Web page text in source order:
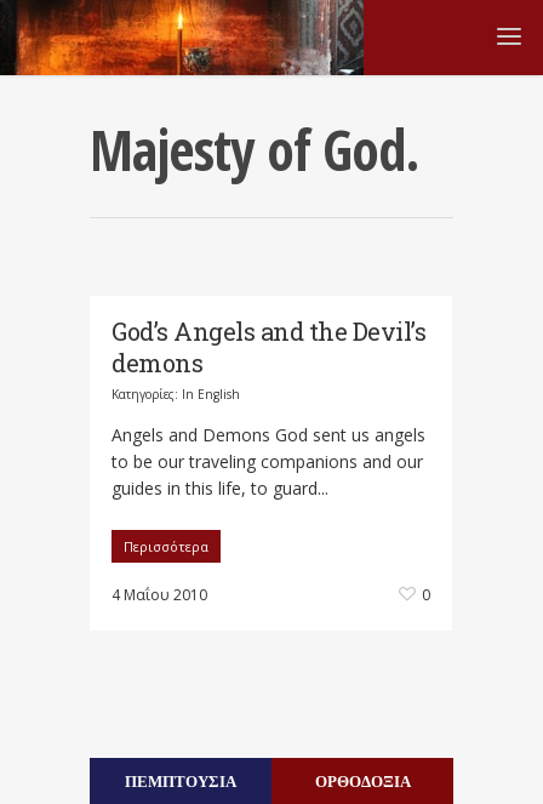
Majesty of God.
God’s Angels and the Devil’s
demons
Κατηγορίες: In English
Angels and Demons God sent us angels
to be our traveling companions and our
guides in this life, to guard...
Περισσότερα
4 Μαΐου 2010 0
ΠΕΜΠΤΟΥΣΙΑ ΟΡΘΟΔΟΞΙΑ